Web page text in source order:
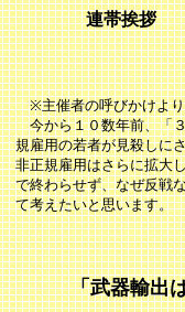
連帯挨拶
〇梶
※主催者の呼びかけより
今から１０数年前、「３
規雇用の若者が見殺しに
非正規雇用はさらに拡大
で終わらせず、なぜ反戦
て考えたいと思います。
「武器輸出